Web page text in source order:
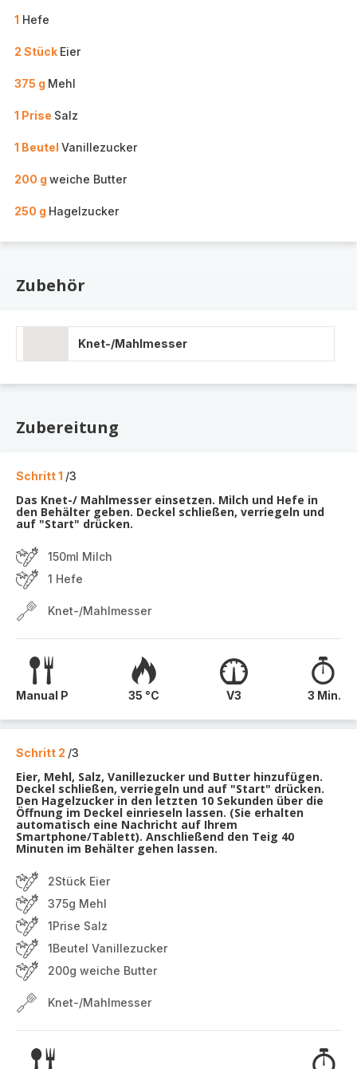
1 Hefe
2 Stück Eier
375 g Mehl
1 Prise Salz
1 Beutel Vanillezucker
200 g weiche Butter
250 g Hagelzucker
Zubehör
Knet-/Mahlmesser
Zubereitung
Schritt 1 /3
Das Knet-/ Mahlmesser einsetzen. Milch und Hefe in
den Behälter geben. Deckel schließen, verriegeln und
auf "Start" drücken.
150ml Milch
1 Hefe
Knet-/Mahlmesser
Manual P 35 °C V3 3 Min.
Schritt 2 /3
Eier, Mehl, Salz, Vanillezucker und Butter hinzufügen.
Deckel schließen, verriegeln und auf "Start" drücken.
Den Hagelzucker in den letzten 10 Sekunden über die
Öffnung im Deckel einrieseln lassen. (Sie erhalten
automatisch eine Nachricht auf Ihrem
Smartphone/Tablett). Anschließend den Teig 40
Minuten im Behälter gehen lassen.
2Stück Eier
375g Mehl
1Prise Salz
1Beutel Vanillezucker
200g weiche Butter
Knet-/Mahlmesser